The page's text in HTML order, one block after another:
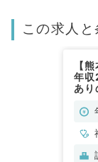
この求人
【
年
あ